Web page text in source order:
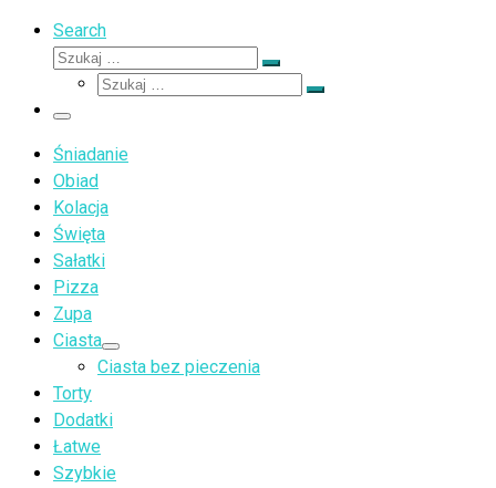
Search
Szukaj
Szukaj
Szukaj
Szukaj
Menu
Śniadanie
Obiad
Kolacja
Święta
Sałatki
Pizza
Zupa
Ciasta
Ciasta bez pieczenia
Torty
Dodatki
Łatwe
Szybkie